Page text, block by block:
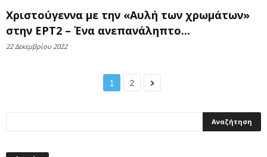
Χριστούγεννα με την «Αυλή των χρωμάτων»
στην ΕΡΤ2 – Ένα ανεπανάληπτο...
22 Δεκεμβρίου 2022
1 2